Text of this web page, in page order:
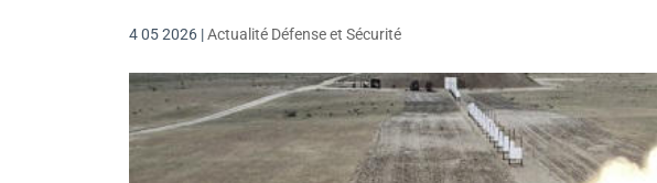
4 05 2026 |Actualité Défense et Sécurité